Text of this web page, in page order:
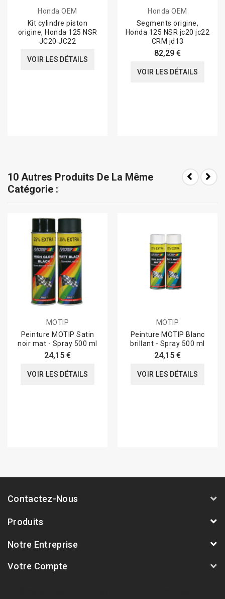
Honda OEM
Kit cylindre piston
origine, Honda 125 NSR
JC20 JC22
VOIR LES DÉTAILS
Honda OEM
Segments origine,
Honda 125 NSR jc20 jc22
CRM jd13
82,29 €
VOIR LES DÉTAILS
10 Autres Produits De La Même
Catégorie :
MOTIP
Peinture MOTIP Satin
noir mat - Spray 500 ml
24,15 €
VOIR LES DÉTAILS
MOTIP
Peinture MOTIP Blanc
brillant - Spray 500 ml
24,15 €
VOIR LES DÉTAILS
Contactez-Nous
Produits
Notre Entreprise
Votre Compte